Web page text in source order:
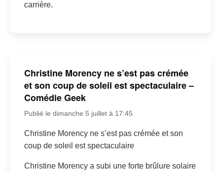
carrière.
Christine Morency ne s’est pas crémée
et son coup de soleil est spectaculaire –
Comédie Geek
Publié le dimanche 5 juillet à 17:45
Christine Morency ne s’est pas crémée et son
coup de soleil est spectaculaire
Christine Morency a subi une forte brûlure solaire